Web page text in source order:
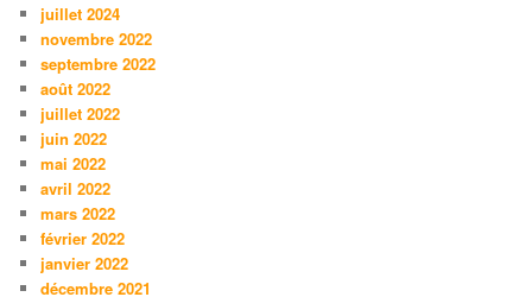
juillet 2024
novembre 2022
septembre 2022
août 2022
juillet 2022
juin 2022
mai 2022
avril 2022
mars 2022
février 2022
janvier 2022
décembre 2021